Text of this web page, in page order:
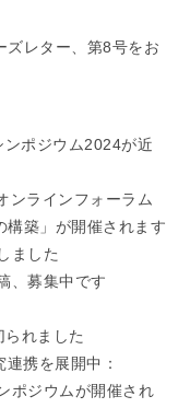
ズレター、第8号をお
ポジウム2024が近
ンラインフォーラム
構築」が開催されます
ました
、募集中です
れました
携を展開中：
ポジウムが開催され